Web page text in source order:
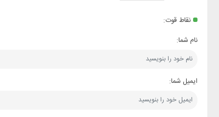
نقاط قوت:
نام شما:
ایمیل شما: